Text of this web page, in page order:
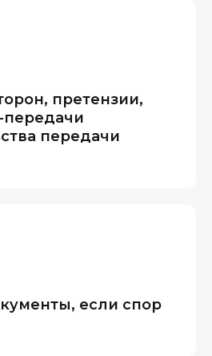
претензии,
передачи
если спор